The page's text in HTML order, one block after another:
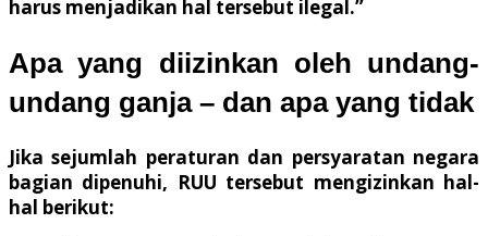
harus menjadikan hal tersebut ilegal.”
Apa yang diizinkan oleh undang-
undang ganja – dan apa yang tidak
Jika sejumlah peraturan dan persyaratan negara
bagian dipenuhi, RUU tersebut mengizinkan hal-
hal berikut: